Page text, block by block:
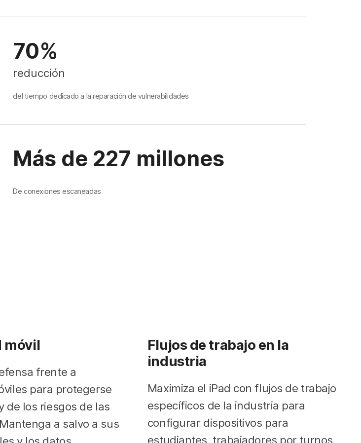
70%
reducción
del tiempo dedicado a la reparación de vulnerabilidades
Más de 227 millones
De conexiones escaneadas
móvil
frente a
para protegerse
de los riesgos de las
a salvo a sus
Flujos de trabajo en la
industria
Maximiza el iPad con flujos de trabajo
específicos de la industria para
configurar dispositivos para
estudiantes, trabajadores por turnos,